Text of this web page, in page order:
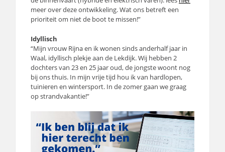
meer over deze ontwikkeling. Wat ons betreft een
prioriteit om niet de boot te missen!”
Idyllisch
“Mijn vrouw Rijna en ik wonen sinds anderhalf jaar in
Waal, idyllisch plekje aan de Lekdijk. Wij hebben 2
dochters van 23 en 25 jaar oud, de jongste woont nog
bij ons thuis. In mijn vrije tijd hou ik van hardlopen,
tuinieren en wintersport. In de zomer gaan we graag
op strandvakantie!”